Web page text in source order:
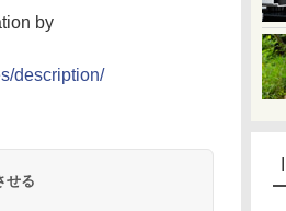
by
description/
せる